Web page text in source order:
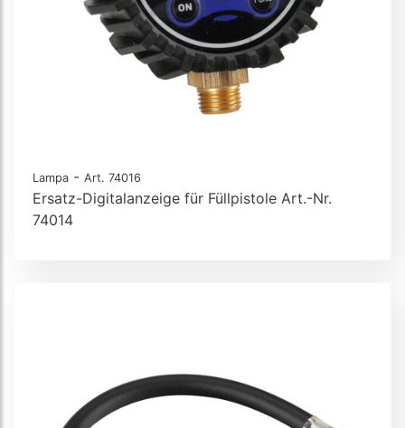
Lampa - Art. 74016
Ersatz-Digitalanzeige für Füllpistole Art.-Nr.
74014